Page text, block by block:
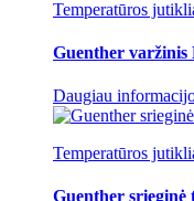
Temperatūros
Guenther
Daugiau
Temperatūros
Guenther srieginė